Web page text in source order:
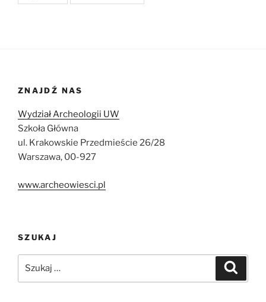
ZNAJDŹ NAS
Wydział Archeologii UW
Szkoła Główna
ul. Krakowskie Przedmieście 26/28
Warszawa, 00-927
www.archeowiesci.pl
SZUKAJ